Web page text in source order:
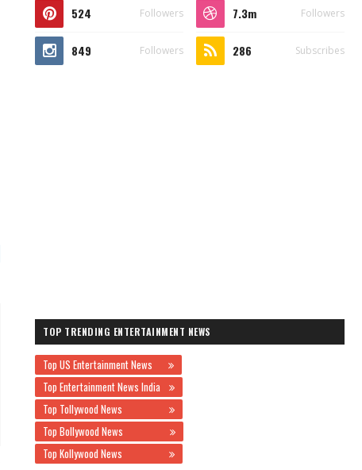
524 Followers 7.3m Followers
849 Followers 286 Subscribes
TOP TRENDING ENTERTAINMENT NEWS
Top US Entertainment News
Top Entertainment News India
Top Tollywood News
Top Bollywood News
Top Kollywood News